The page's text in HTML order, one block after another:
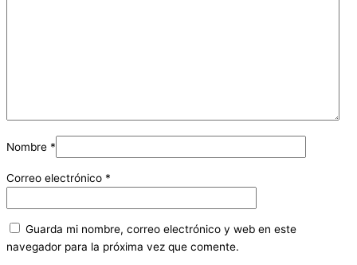
Nombre *
Correo electrónico *
Guarda mi nombre, correo electrónico y web en este
navegador para la próxima vez que comente.